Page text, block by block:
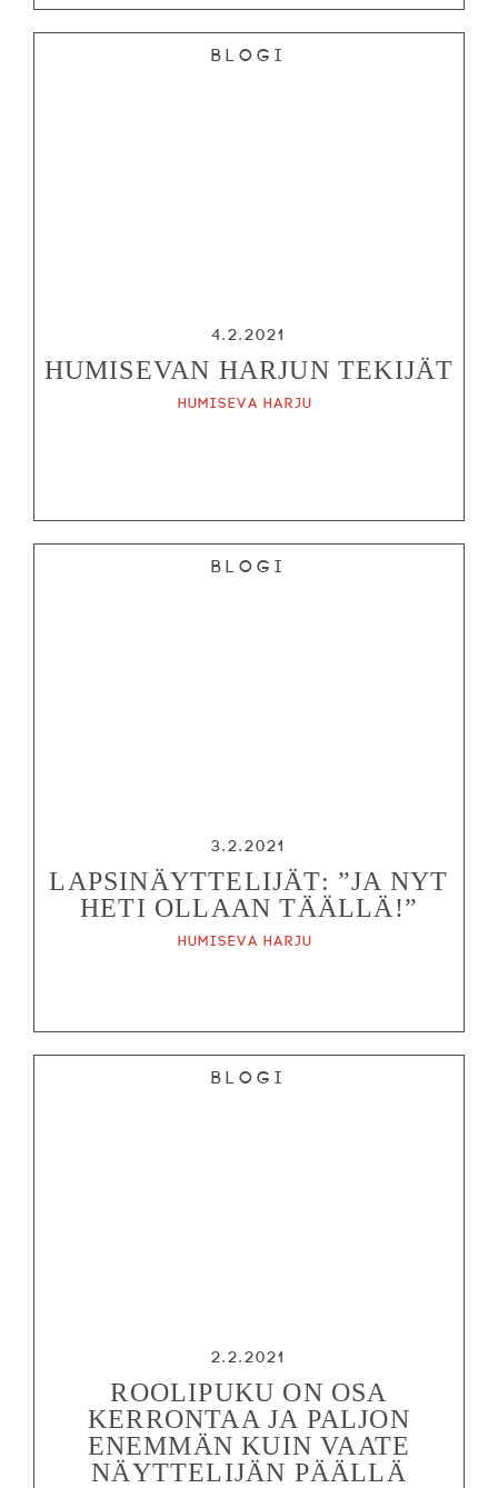
Blogi
4.2.2021
HUMISEVAN HARJUN TEKIJÄT
Humiseva harju
Blogi
3.2.2021
LAPSINÄYTTELIJÄT: ”JA NYT
HETI OLLAAN TÄÄLLÄ!”
Humiseva harju
Blogi
2.2.2021
ROOLIPUKU ON OSA
KERRONTAA JA PALJON
ENEMMÄN KUIN VAATE
NÄYTTELIJÄN PÄÄLLÄ